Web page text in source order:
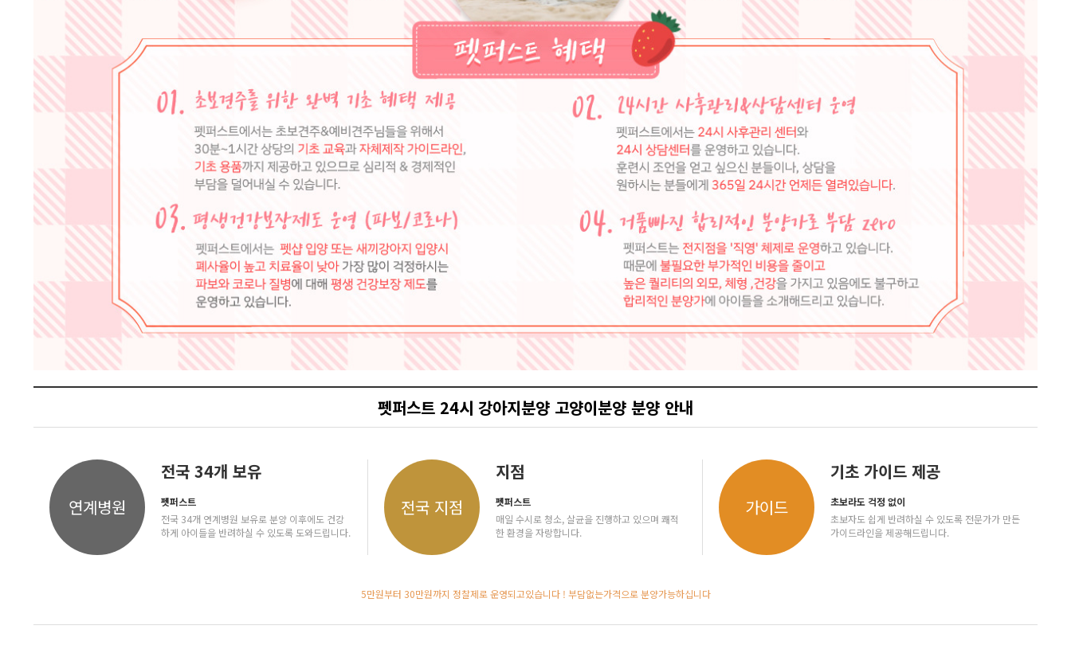
펫퍼스트 24시 강아지분양 고양이분양 분양 안내
연계병원
전국 34개 보유
펫퍼스트
전국 34개 연계병원 보유로 분양 이후에도 건강
하게 아이들을 반려하실 수 있도록 도와드립니다.
전국 지점
지점
펫퍼스트
매일 수시로 청소, 살균을 진행하고 있으며 쾌적
한 환경을 자랑합니다.
가이드
기초 가이드 제공
초보라도 걱정 없이
초보자도 쉽게 반려하실 수 있도록 전문가가 만든
가이드라인을 제공해드립니다.
5만원부터 30만원까지 정찰제로 운영되고있습니다 ! 부담없는가격으로 분양가능하십니다